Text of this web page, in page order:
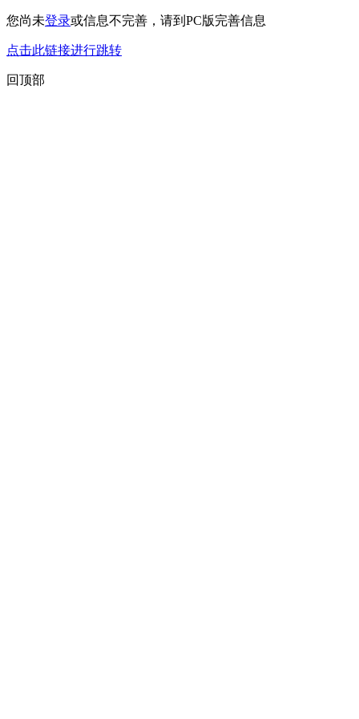
您尚未登录或信息不完善，请到PC版完善信息
点击此链接进行跳转
回顶部